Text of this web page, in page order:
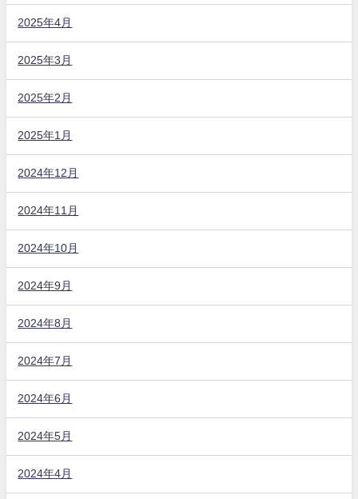
2025年4月
2025年3月
2025年2月
2025年1月
2024年12月
2024年11月
2024年10月
2024年9月
2024年8月
2024年7月
2024年6月
2024年5月
2024年4月